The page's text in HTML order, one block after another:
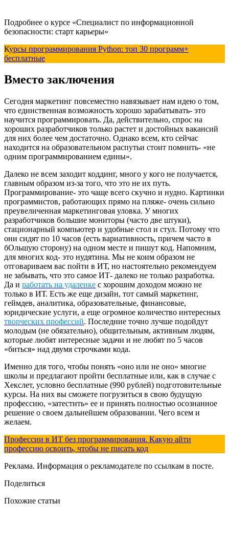
Подробнее о курсе «Специалист по информационной
безопасности: старт карьеры»
Курсы программирования Python: топ 30 программ+
бесплатные
Вместо заключения
Сегодня маркетинг повсеместно навязывает нам идею о том,
что единственная возможность хорошо зарабатывать- это
научится программировать. Да, действительно, спрос на
хороших разработчиков только растет и достойных вакансий
для них более чем достаточно. Однако всем, кто сейчас
находится на образовательном распутьи стоит помнить- «не
одним программированием едины».
Далеко не всем заходит коддинг, много у кого не получается,
главным образом из-за того, что это не их путь.
Программирование- это чаще всего скучно и нудно. Картинки
программистов, работающих прямо на пляже- очень сильно
преувеличенная маркетинговая уловка. У многих
разработчиков большие мониторы (часто две штуки),
стационарный компьютер и удобные стол и стул. Потому что
они сидят по 10 часов (есть вариативность, причем часто в
бОльшую сторону) на одном месте и пишут код. Напомним,
для многих код- это нудятина. Мы не коим образом не
отговариваем вас пойти в ИТ, но настоятельно рекомендуем
не забывать, что это самое ИТ- далеко не только разработка.
Да и работать на удаленке с хорошим доходом можно не
только в ИТ. Есть же еще дизайн, тот самый маркетинг,
геймдев, аналитика, образовательные, финансовые,
юридические услуги, а еще огромное количество интересных
творческих профессий. Последние точно лучше подойдут
молодым (не обязательно), общительным, активным людям,
которые любят интересные задачи и не любят по 5 часов
«биться» над двумя строчками кода.
Именно для того, чтобы понять «оно или не оно» многие
школы и предлагают пройти бесплатные или, как в случае с
Хекслет, условно бесплатные (990 рублей) подготовительные
курсы. На них вы сможете погрузиться в свою будущую
профессию, «затестить» ее и принять полностью осознанное
решение о своем дальнейшем образовании. Чего всем и
желаем.
Профессии в ИТ без программирования. Какую айти
профессию освоить, чтобы не писать код
Реклама. Информация о рекламодателе по ссылкам в посте.
Поделиться
Похожие статьи